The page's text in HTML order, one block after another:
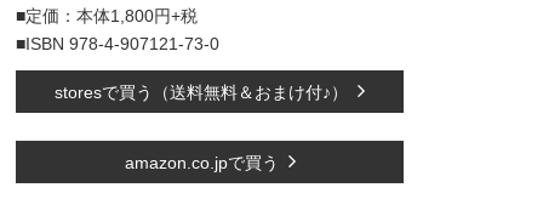
■定価：本体1,800円+税
■ISBN 978-4-907121-73-0
storesで買う（送料無料＆おまけ付♪）
amazon.co.jpで買う